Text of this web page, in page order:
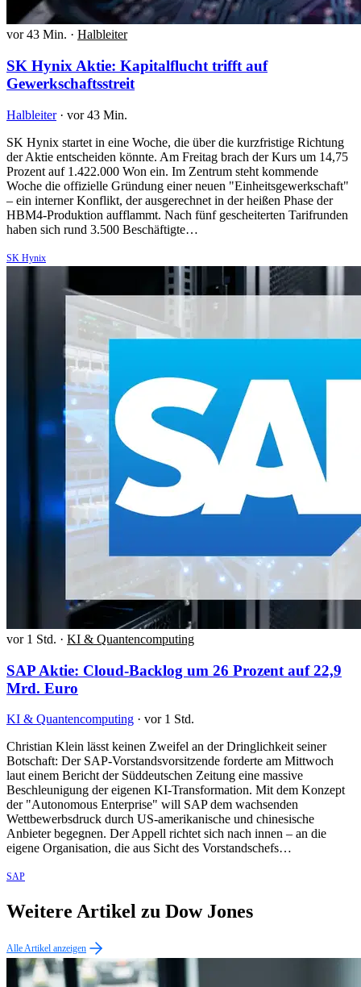
vor 43 Min. · Halbleiter
SK Hynix Aktie: Kapitalflucht trifft auf
Gewerkschaftsstreit
Halbleiter · vor 43 Min.
SK Hynix startet in eine Woche, die über die kurzfristige Richtung
der Aktie entscheiden könnte. Am Freitag brach der Kurs um 14,75
Prozent auf 1.422.000 Won ein. Im Zentrum steht kommende
Woche die offizielle Gründung einer neuen "Einheitsgewerkschaft"
– ein interner Konflikt, der ausgerechnet in der heißen Phase der
HBM4-Produktion aufflammt. Nach fünf gescheiterten Tarifrunden
haben sich rund 3.500 Beschäftigte…
SK Hynix
vor 1 Std. · KI & Quantencomputing
SAP Aktie: Cloud-Backlog um 26 Prozent auf 22,9
Mrd. Euro
KI & Quantencomputing · vor 1 Std.
Christian Klein lässt keinen Zweifel an der Dringlichkeit seiner
Botschaft: Der SAP-Vorstandsvorsitzende forderte am Mittwoch
laut einem Bericht der Süddeutschen Zeitung eine massive
Beschleunigung der eigenen KI-Transformation. Mit dem Konzept
der "Autonomous Enterprise" will SAP dem wachsenden
Wettbewerbsdruck durch US-amerikanische und chinesische
Anbieter begegnen. Der Appell richtet sich nach innen – an die
eigene Organisation, die aus Sicht des Vorstandschefs…
SAP
Weitere Artikel zu Dow Jones
Alle Artikel anzeigen